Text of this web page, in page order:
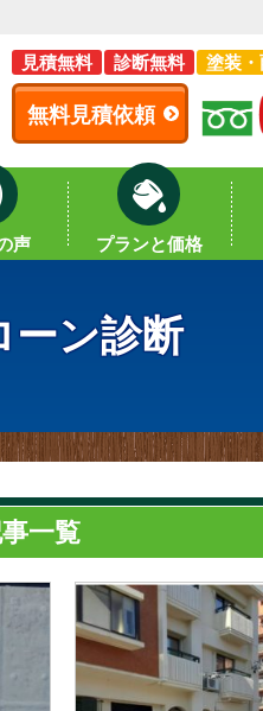
見積無料 診断無料 塗装
無料見積依頼
声 プランと価格
ーン診断
一覧